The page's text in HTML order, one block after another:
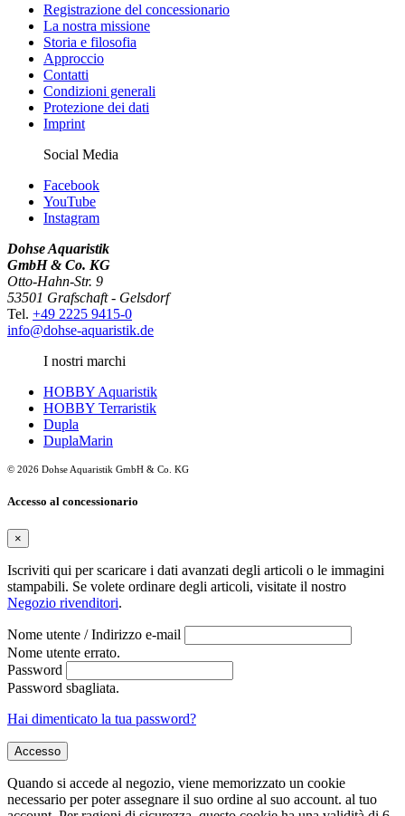
Registrazione del concessionario
La nostra missione
Storia e filosofia
Approccio
Contatti
Condizioni generali
Protezione dei dati
Imprint
Social Media
Facebook
YouTube
Instagram
Dohse Aquaristik
GmbH & Co. KG
Otto-Hahn-Str. 9
53501 Grafschaft - Gelsdorf
Tel. +49 2225 9415-0
info@dohse-aquaristik.de
I nostri marchi
HOBBY Aquaristik
HOBBY Terraristik
Dupla
DuplaMarin
© 2026 Dohse Aquaristik GmbH & Co. KG
Accesso al concessionario
×
Iscriviti qui per scaricare i dati avanzati degli articoli o le immagini
stampabili. Se volete ordinare degli articoli, visitate il nostro
Negozio rivenditori.
Nome utente / Indirizzo e-mail
Nome utente errato.
Password
Password sbagliata.
Hai dimenticato la tua password?
Accesso
Quando si accede al negozio, viene memorizzato un cookie
necessario per poter assegnare il suo ordine al suo account. al tuo